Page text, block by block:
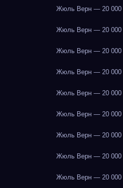
Жюль Верн — 20 000
Жюль Верн — 20 000
Жюль Верн — 20 000
Жюль Верн — 20 000
Жюль Верн — 20 000
Жюль Верн — 20 000
Жюль Верн — 20 000
Жюль Верн — 20 000
Жюль Верн — 20 000